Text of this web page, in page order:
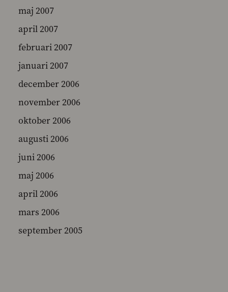
maj 2007
april 2007
februari 2007
januari 2007
december 2006
november 2006
oktober 2006
augusti 2006
juni 2006
maj 2006
april 2006
mars 2006
september 2005